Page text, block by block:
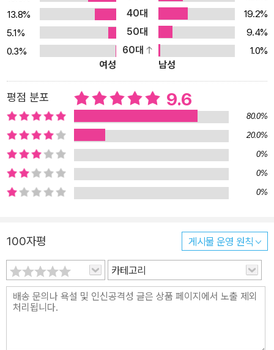
권이 걱정이고, 안 쓰자니 영상이 허전해지는 계륵 같은 배경음악! 유
튜브 영상 편집과 배경음악, 그리고 유튜브 크리에이터라면 알아야
할 아주 기본적인 음악 저자권에 대한 이야기까지 여러분의 궁금증을
속 시원하게 해결할 수 있을 것입니다. 무작정 시작하는 것보다,
‘왜’에 대한 궁금증을 해결한다면 배경음악 만들기를 좀 더 의욕적으
로 도전할 수 있을 것입니다. 2. 초보자도 뚝딱, 애플 루프 믹싱으로
배경음악 만들기 음악의 ‘음’자도 모르고, 연주할 수 있는 악기가 하나
도 없어도 문제없습니다. 아이폰/아이패드 혹은 맥 컴퓨터만 있다면
지금 바로 배경음악을 만들 수 있습니다. 저작권에서 자유로운 개러
지밴드의 애플 루프를 믹싱하여 원하는 분위기의 배경음악을 만들 수
있습니다. 원하는 악기, 원하는 분위기로 검색한 후 간단히 배치만 하
하지는 않습니다. 오렌지노와 함께 생일 축하 노래 편곡을 따라 하면
서 기본적인 음악 이론부터 개러지밴드 악기 연주 방법 등 컴퓨터 음
악 소프트웨어의 기본기를 다질 수 있습니다. 어느 정도 반복 학습으
로 개러지밴드 사용이 익숙해졌다면 여러분만의 독창적인 테마송 만
들기에 도전할 수 있을 것입니다. 4. 책에서 부족한 설명은 동영상 강
13.8%
40대
19.2%
5.1%
50대
9.4%
0.3%
60대
1.0%
여성
남성
평점 분포 9.6
80.0%
20.0%
0%
0%
0%
100자평 게시물 운영 원칙
카테고리